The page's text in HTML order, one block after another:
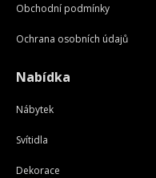
Obchodní podmínky
Ochrana osobních údajů
Nabídka
Nábytek
Svítidla
Dekorace